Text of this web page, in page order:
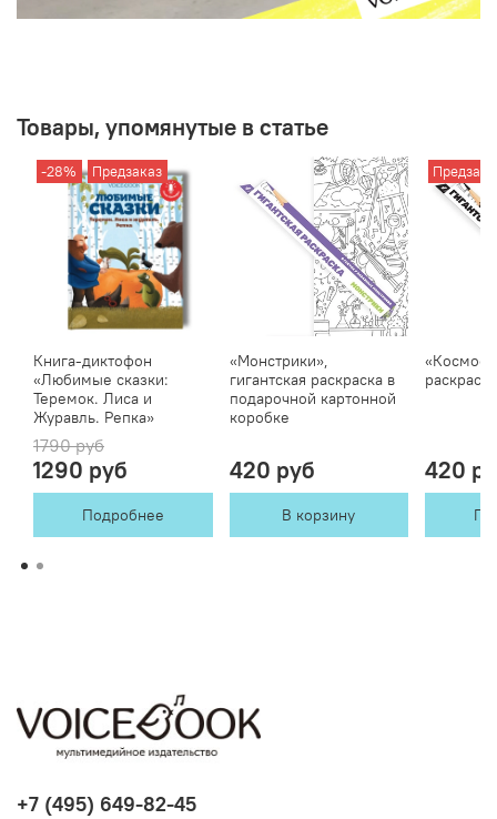
Товары, упомянутые в статье
-28% Предзаказ
Книга-диктофон
«Любимые сказки:
Теремок. Лиса и
Журавль. Репка»
1790 руб
1290 руб
Подробнее
«Монстрики»,
гигантская раскраска в
подарочной картонной
коробке
420 руб
В корзину
420
+7 (495) 649-82-45